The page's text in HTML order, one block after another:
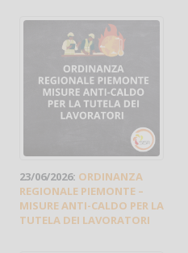
23/06/2026: ORDINANZA
REGIONALE PIEMONTE –
MISURE ANTI-CALDO PER LA
TUTELA DEI LAVORATORI